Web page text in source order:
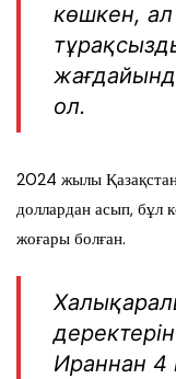
көшкен, ал
ол.
2024 жылы Қазақстан
доллардан асып, бұл
жоғары болған.
Ираннан 4